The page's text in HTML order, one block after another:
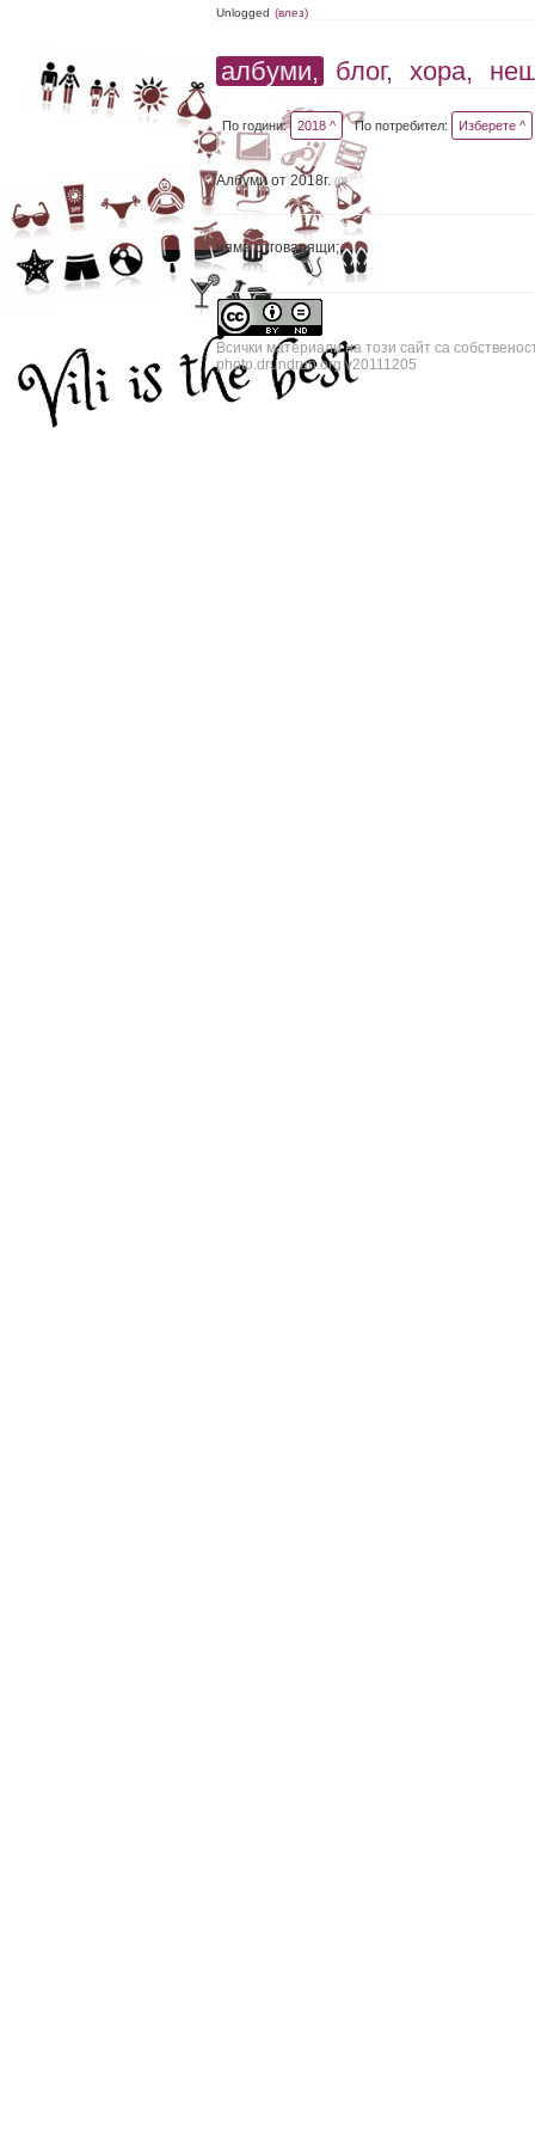
Unlogged (влез)
албуми, блог, хора,
По години: 2018 ^ По потребител: Изберете ^
Албуми от 2018г. (0)
няма отговарящи;
Всички материали на този сайт са
photo.drundrun.org v20111205